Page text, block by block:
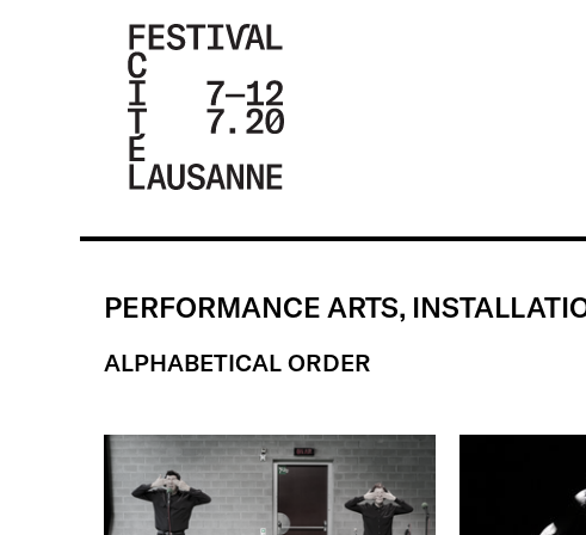
LA CITÉ DE
LAUSANNE -
DU 4 AU 9
JUILLET 2017
ÉDITION
PERFORMANCE ARTS,
ALPHABETICAL ORDER